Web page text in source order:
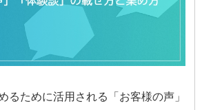
るために活用される「お客様の声」